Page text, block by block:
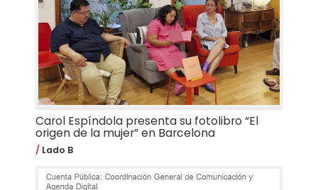
Carol Espíndola presenta su fotolibro “El
origen de la mujer” en Barcelona
Lado B